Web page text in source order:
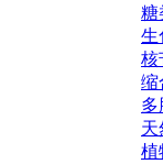
糖
生
核
缩
多
天
植